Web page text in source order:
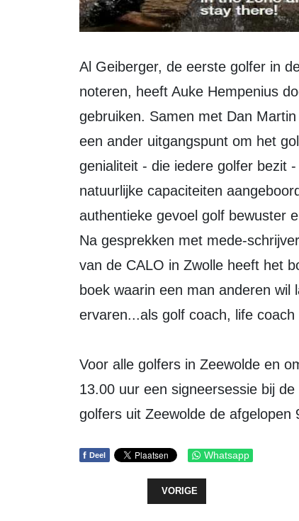
Al Geiberger, de eerste golfer in de wereld die een ronde van 59 slagen liet
noteren, heeft Auke Hempenius
gebruiken. Samen met Dan
een ander uitgangspunt om het
genialiteit - die iedere golfer bezit
natuurlijke capaciteiten
authentieke gevoel golf bewuster
Na gesprekken met mede-
van de CALO in Zwolle heeft het
boek waarin een man anderen
ervaren...als golf coach, life coach
Voor alle golfers in Zeewolde en
13.00 uur een signeersessie bij
golfers uit Zeewolde de afgelopen
f Deel Whatsapp
VORIG ARTIKEL: ZTOTZ
VORIGE